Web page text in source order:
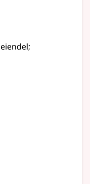
;